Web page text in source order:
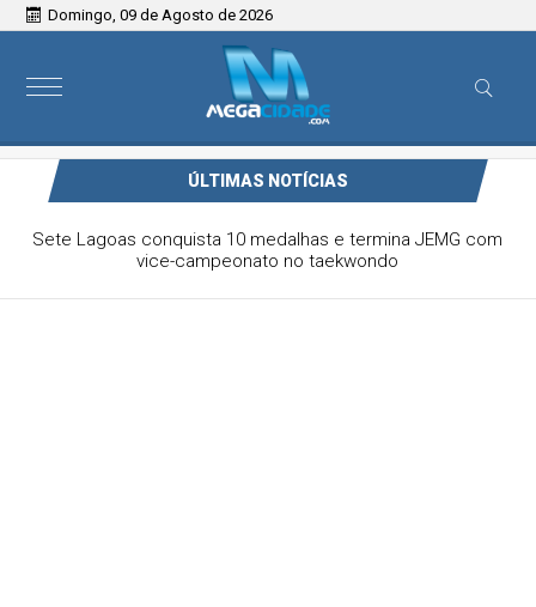
Domingo, 09 de Agosto de 2026
ÚLTIMAS NOTÍCIAS
Victor & Bruno são destaque no ForróCap em Capim
Branco